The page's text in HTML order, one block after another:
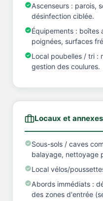
Ascenseurs : parois,
désinfection ciblée.
Équipements : boîtes
poignées, surfaces
Local poubelles / tri :
gestion des coulures.
Locaux et
Sous-sols / caves
balayage, nettoyage
Local vélos/
Abords immédiats :
des zones d'entrée